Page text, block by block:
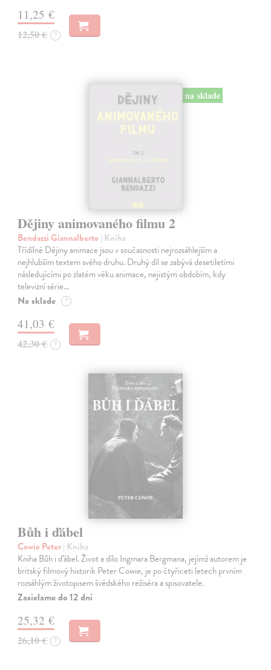
11,25 €
12,50 € ?
na sklade
Dějiny animovaného filmu 2
Bendazzi Giannalberto| Kniha
Třídílné Dějiny animace jsou v současnosti nejrozsáhlejším a
nejhlubším textem svého druhu. Druhý díl se zabývá desetiletími
následujícími po zlatém věku animace, nejistým obdobím, kdy
televizní série…
Na sklade ?
41,03 €
42,30 € ?
Bůh i ďábel
Cowie Peter| Kniha
Kniha Bůh i ďábel. Život a dílo Ingmara Bergmana, jejímž auto­rem je
britský filmový historik Peter Cowie, je po čtyřiceti letech prvním
rozsáhlým životopisem švédského režiséra a spisovatele.
Zasielame do 12 dní
25,32 €
26,10 € ?